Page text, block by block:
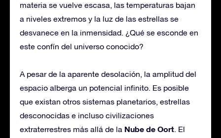
materia se vuelve escasa, las temperaturas bajan
a niveles extremos y la luz de las estrellas se
desvanece en la inmensidad. ¿Qué se esconde en
este confín del universo conocido?
A pesar de la aparente desolación, la amplitud del
espacio alberga un potencial infinito. Es posible
que existan otros sistemas planetarios, estrellas
desconocidas e incluso civilizaciones
extraterrestres más allá de la Nube de Oort. El